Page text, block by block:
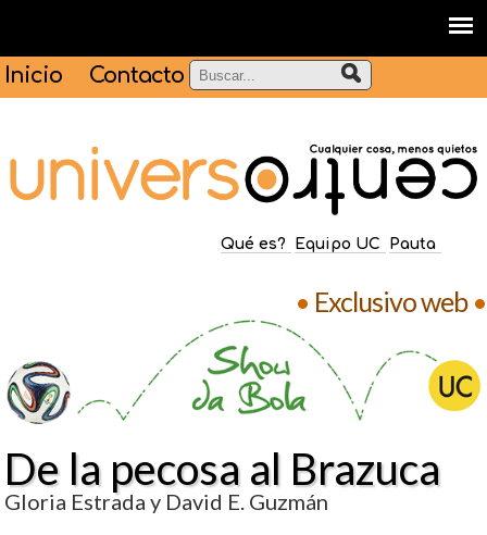
Inicio Contacto
Qué es? Equipo UC Pauta
• Exclusivo web•
De la pecosa al Brazuca
Gloria Estrada y David E. Guzmán